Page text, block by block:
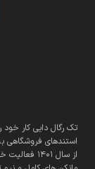
استندهای فروشگاهی
از سال